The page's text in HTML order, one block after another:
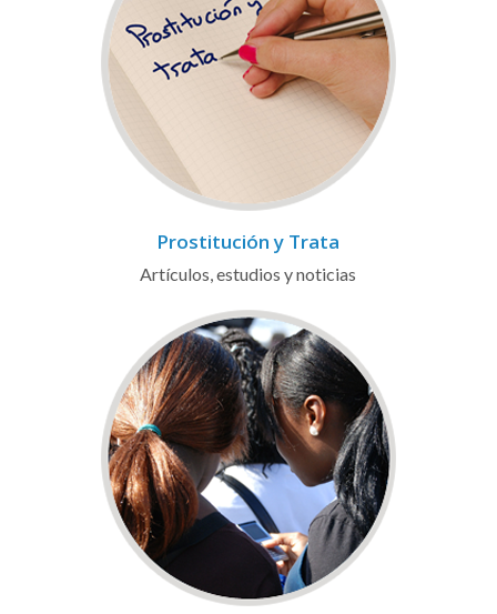
Prostitución y Trata
Artículos, estudios y noticias